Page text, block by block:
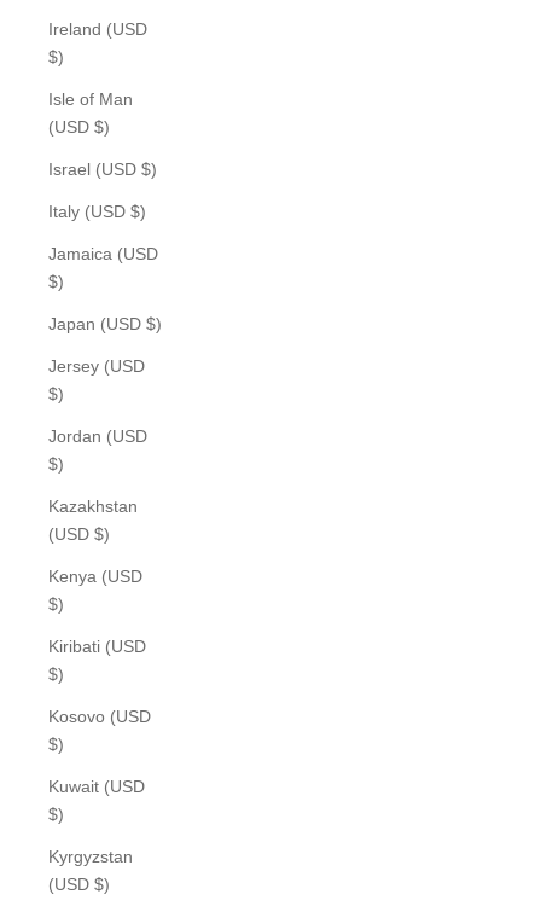
Ireland (USD
$)
Isle of Man
(USD $)
Israel (USD $)
Italy (USD $)
Jamaica (USD
$)
Japan (USD $)
Jersey (USD
$)
Jordan (USD
$)
Kazakhstan
(USD $)
Kenya (USD
$)
Kiribati (USD
$)
Kosovo (USD
$)
Kuwait (USD
$)
Kyrgyzstan
(USD $)